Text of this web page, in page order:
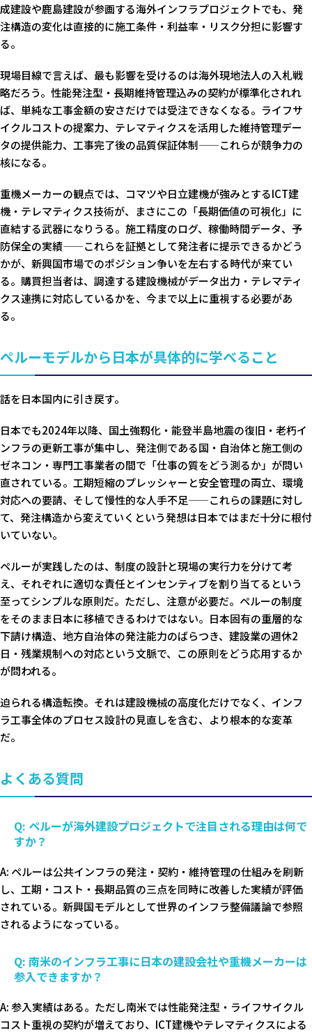
成建設や鹿島建設が参画する海外インフラプロジェクトでも、発
注構造の変化は直接的に施工条件・利益率・リスク分担に影響す
る。
現場目線で言えば、最も影響を受けるのは海外現地法人の入札戦
略だろう。性能発注型・長期維持管理込みの契約が標準化されれ
ば、単純な工事金額の安さだけでは受注できなくなる。ライフサ
イクルコストの提案力、テレマティクスを活用した維持管理デー
タの提供能力、工事完了後の品質保証体制——これらが競争力の
核になる。
重機メーカーの観点では、コマツや日立建機が強みとするICT建
機・テレマティクス技術が、まさにこの「長期価値の可視化」に
直結する武器になりうる。施工精度のログ、稼働時間データ、予
防保全の実績——これらを証拠として発注者に提示できるかどう
かが、新興国市場でのポジション争いを左右する時代が来てい
る。購買担当者は、調達する建設機械がデータ出力・テレマティ
クス連携に対応しているかを、今まで以上に重視する必要があ
る。
ペルーモデルから日本が具体的に学べること
話を日本国内に引き戻す。
日本でも2024年以降、国土強靱化・能登半島地震の復旧・老朽イ
ンフラの更新工事が集中し、発注側である国・自治体と施工側の
ゼネコン・専門工事業者の間で「仕事の質をどう測るか」が問い
直されている。工期短縮のプレッシャーと安全管理の両立、環境
対応への要請、そして慢性的な人手不足——これらの課題に対し
て、発注構造から変えていくという発想は日本ではまだ十分に根付
いていない。
ペルーが実践したのは、制度の設計と現場の実行力を分けて考
え、それぞれに適切な責任とインセンティブを割り当てるという
至ってシンプルな原則だ。ただし、注意が必要だ。ペルーの制度
をそのまま日本に移植できるわけではない。日本固有の重層的な
下請け構造、地方自治体の発注能力のばらつき、建設業の週休2
日・残業規制への対応という文脈で、この原則をどう応用するか
が問われる。
迫られる構造転換。それは建設機械の高度化だけでなく、インフ
ラ工事全体のプロセス設計の見直しを含む、より根本的な変革
だ。
よくある質問
Q: ペルーが海外建設プロジェクトで注目される理由は何で
すか？
A: ペルーは公共インフラの発注・契約・維持管理の仕組みを刷新
し、工期・コスト・長期品質の三点を同時に改善した実績が評価
されている。新興国モデルとして世界のインフラ整備議論で参照
されるようになっている。
Q: 南米のインフラ工事に日本の建設会社や重機メーカーは
参入できますか？
A: 参入実績はある。ただし南米では性能発注型・ライフサイクル
コスト重視の契約が増えており、ICT建機やテレマティクスによる